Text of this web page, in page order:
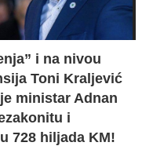
i na nivou
Toni Kraljević
ministar Adnan
i
728 hiljada KM!